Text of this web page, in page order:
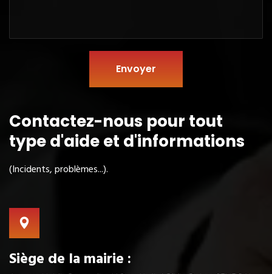
Envoyer
Contactez-nous pour tout
typed'aide et d'informations
(Incidents, problèmes...).
Siège de la mairie :